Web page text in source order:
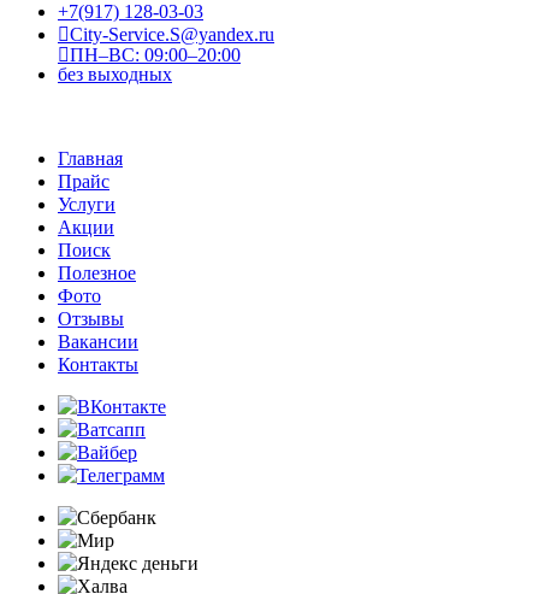
+7(917) 128-03-03
City-Service.S@yandex.ru
ПН–ВС: 09:00–20:00
без выходных
Главная
Прайс
Услуги
Акции
Поиск
Полезное
Фото
Отзывы
Вакансии
Контакты